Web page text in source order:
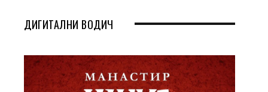
ДИГИТАЛНИ ВОДИЧ